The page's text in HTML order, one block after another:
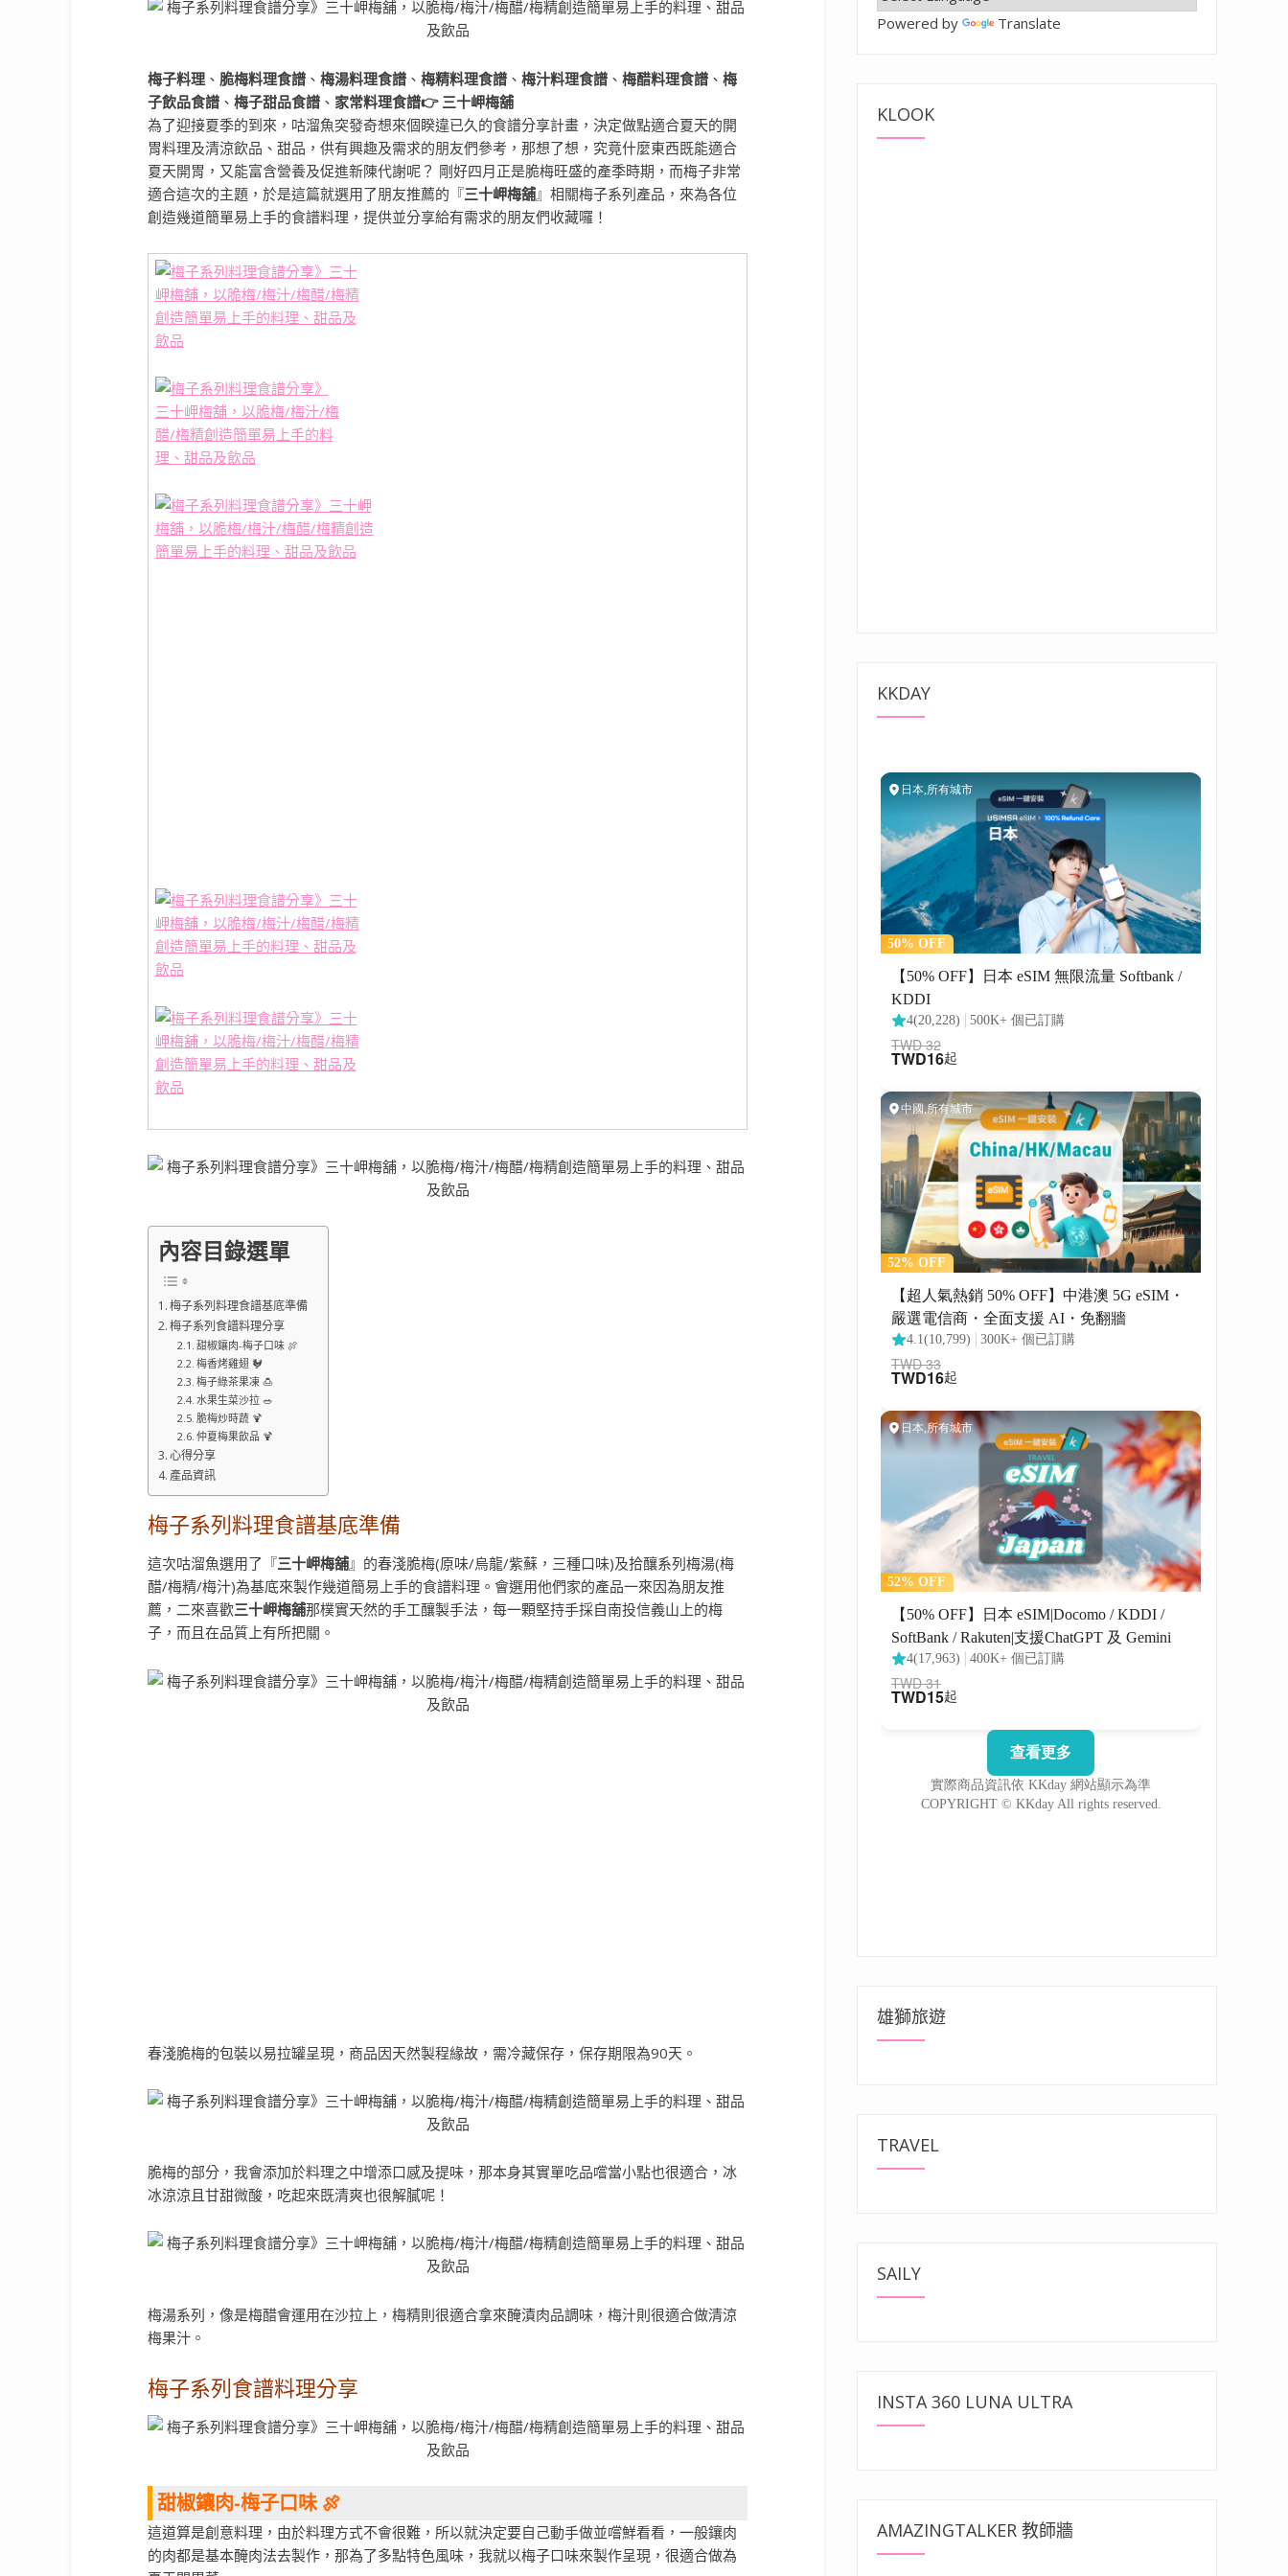
梅子料理 、 脆梅料理食譜 、 梅湯料理食譜 、 梅精料理食譜 、 梅汁料理食譜 、 梅醋料理食譜 、 梅
子飲品食譜 、 梅子甜品食譜 、 家常料理食譜👉 三十岬梅舖
為了迎接夏季的到來，咕溜魚突發奇想來個睽違已久的食譜分享計畫，決定做點適合夏天的開
胃料理及清涼飲品、甜品，供有興趣及需求的朋友們參考，那想了想，究竟什麼東西既能適合
夏天開胃，又能富含營養及促進新陳代謝呢？ 剛好四月正是脆梅旺盛的產季時期，而梅子非常
適合這次的主題，於是這篇就選用了朋友推薦的『三十岬梅舖』相關梅子系列產品，來為各位
創造幾道簡單易上手的食譜料理，提供並分享給有需求的朋友們收藏囉！
內容目錄選單
梅子系列料理食譜基底準備
梅子系列食譜料理分享
甜椒鑲肉-梅子口味 🍖
梅香烤雞翅 🐓
梅子綠茶果凍 🍮
水果生菜沙拉 🥗
脆梅炒時蔬 🍹
仲夏梅果飲品 🍹
心得分享
產品資訊
梅子系列料理食譜基底準備
這次咕溜魚選用了『三十岬梅舖』的春淺脆梅(原味/烏龍/紫蘇，三種口味)及拾釀系列梅湯(梅
醋/梅精/梅汁)為基底來製作幾道簡易上手的食譜料理。會選用他們家的產品一來因為朋友推
薦，二來喜歡三十岬梅舖那樸實天然的手工釀製手法，每一顆堅持手採自南投信義山上的梅
子，而且在品質上有所把關。
春淺脆梅的包裝以易拉罐呈現，商品因天然製程緣故，需冷藏保存，保存期限為90天。
脆梅的部分，我會添加於料理之中增添口感及提味，那本身其實單吃品嚐當小點也很適合，冰
冰涼涼且甘甜微酸，吃起來既清爽也很解膩呢！
梅湯系列，像是梅醋會運用在沙拉上，梅精則很適合拿來醃漬肉品調味，梅汁則很適合做清涼
梅果汁。
梅子系列食譜料理分享
甜椒鑲肉-梅子口味 🍖
這道算是創意料理，由於料理方式不會很難，所以就決定要自己動手做並嚐鮮看看，一般鑲肉
的肉都是基本醃肉法去製作，那為了多點特色風味，我就以梅子口味來製作呈現，很適合做為
Powered by Translate
KLOOK
KKDAY
雄獅旅遊
TRAVEL
SAILY
INSTA 360 LUNA ULTRA
AMAZINGTALKER 教師牆